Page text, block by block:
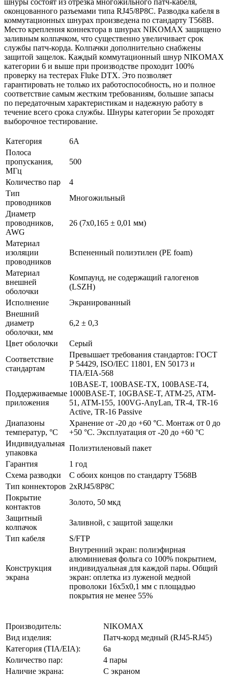
оконцованного разъемами типа RJ45/8P8C. Разводка кабеля в
коммутационных шнурах произведена по стандарту T568B.
Место крепления коннектора в шнурах NIKOMAX защищено
заливным колпачком, что существенно увеличивает срок
службы патч-корда. Колпачки дополнительно снабжены
защитой защелок. Каждый коммутационный шнур NIKOMAX
категории 6 и выше при производстве проходит 100%
проверку на тестерах Fluke DTX. Это позволяет
гарантировать не только их работоспособность, но и полное
соответствие самым жестким требованиям, большие запасы
по передаточным характеристикам и надежную работу в
течение всего срока службы. Шнуры категории 5е проходят
выборочное тестирование.
Категория
6А
Полоса
пропускания,
МГц
500
Количество пар
4
Тип
проводников
Многожильный
Диаметр
проводников,
AWG
26 (7x0,165 ± 0,01 мм)
Материал
изоляции
проводников
Вспененный полиэтилен (PE foam)
Материал
внешней
оболочки
Компаунд, не содержащий галогенов
(LSZH)
Исполнение
Экранированный
Внешний
диаметр
оболочки, мм
6,2 ± 0,3
Цвет оболочки
Серый
Соответствие
стандартам
Превышает требования стандартов: ГОСТ
Р 54429, ISO/IEC 11801, EN 50173 и
TIA/EIA-568
Поддерживаемые
приложения
10BASE-T, 100BASE-TX, 100BASE-T4,
1000BASE-T, 10GBASE-T, ATM-25, ATM-
51, ATM-155, 100VG-AnyLan, TR-4, TR-16
Active, TR-16 Passive
Диапазоны
температур, °C
Хранение от -20 до +60 °C. Монтаж от 0 до
+50 °C. Эксплуатация от -20 до +60 °C
Индивидуальная
упаковка
Полиэтиленовый пакет
Гарантия
1 год
Схема разводки
С обоих концов по стандарту T568B
Тип коннекторов 2xRJ45/8P8C
Покрытие
контактов
Золото, 50 мкд
Защитный
колпачок
Заливной, с защитой защелки
Тип кабеля
S/FTP
Конструкция
экрана
Внутренний экран: полиэфирная
алюминиевая фольга со 100% покрытием,
индивидуальная для каждой пары. Общий
экран: оплетка из луженой медной
проволоки 16x5x0,1 мм с площадью
покрытия не менее 55%
Производитель:
NIKOMAX
Вид изделия:
Патч-корд медный (RJ45-RJ45)
Категория (TIA/EIA):
6a
Количество пар:
4 пары
Наличие экрана:
С экраном